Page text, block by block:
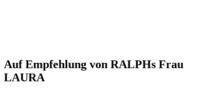
Auf Empfehlung von RALPHs Frau
LAURA